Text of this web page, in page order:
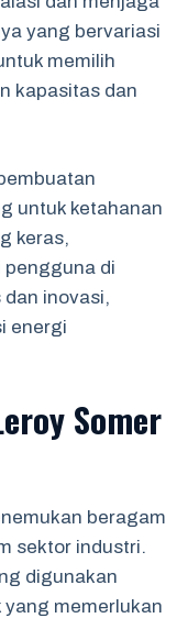
yang bervariasi
memilih
kapasitas dan
untuk ketahanan
keras,
pengguna di
inovasi,
energi
Somer
beragam
sektor industri.
digunakan
memerlukan